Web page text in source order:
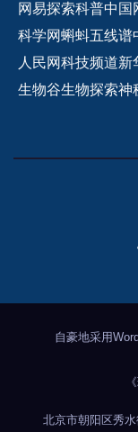
网易探索科普中国
科学网蝌蚪五线谱
人民网科技频道新
生物谷生物探索神
自豪地采用
北京市朝阳区秀